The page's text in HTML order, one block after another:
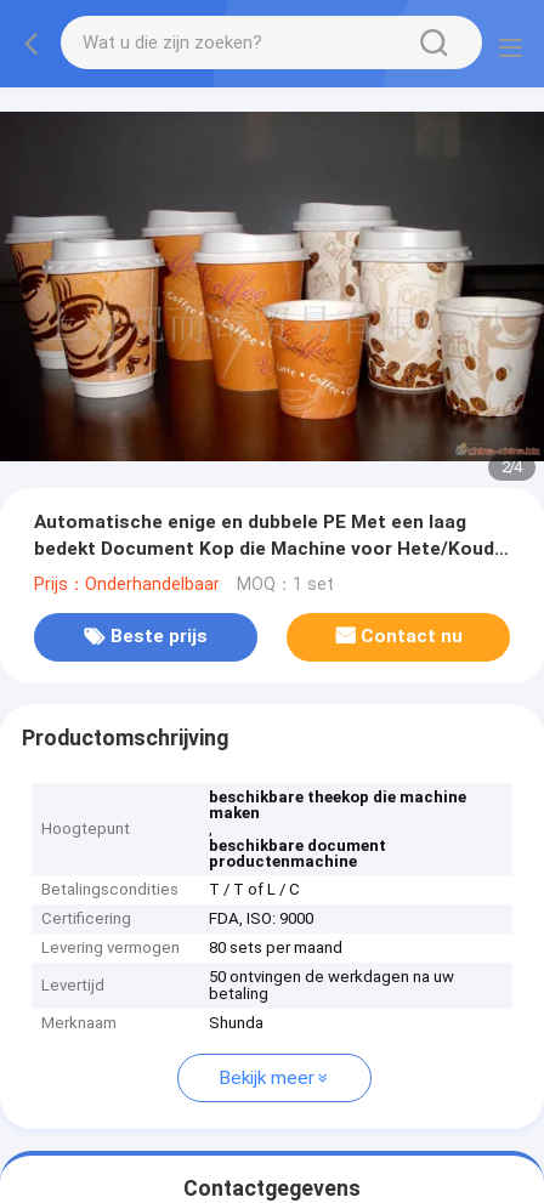
2/4
Automatische enige en dubbele PE Met een laag
bedekt Document Kop die Machine voor Hete/Koude
Drankkoppen vormt met Hete Luchtsysteem
Prijs：Onderhandelbaar MOQ：1 set
Beste prijs Contact nu
Productomschrijving
Hoogtepunt
beschikbare theekop die machine
maken
,
beschikbare document
productenmachine
Betalingscondities
T / T of L / C
Certificering
FDA, ISO: 9000
Levering vermogen
80 sets per maand
Levertijd
50 ontvingen de werkdagen na uw
betaling
Merknaam
Shunda
Bekijk meer
Contactgegevens